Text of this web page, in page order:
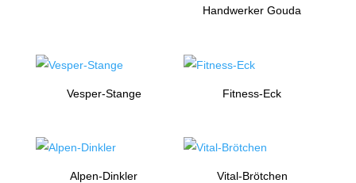
Handwerker Gouda
Vesper-Stange Fitness-Eck
Alpen-Dinkler Vital-Brötchen